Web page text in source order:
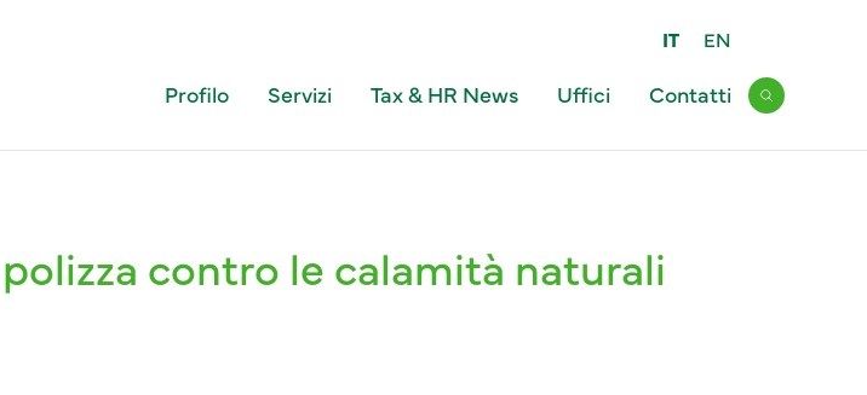
IT EN
Profilo Servizi Tax & HR News Uffici Contatti Open
contro le calamità naturali